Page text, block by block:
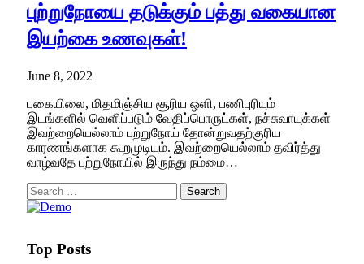
புற்றுநோயை தடுக்கும் பத்து வகையான
இயற்கை உணவுகள்!
June 8, 2022
புகையிலை, மிதமிஞ்சிய சூரிய ஒளி, பணிபுரியும்
இடங்களில் வெளிப்படும் வேதிப்பொருட்கள், நச்சுவாயுக்கள்
இவற்றையெல்லாம் புற்றுநோய் தோன்றுவதற்குரிய
காரணங்களாக கூறமுடியும். இவற்றையெல்லாம் தவிர்த்து
வாழ்வதே புற்றுநோயில் இருந்து நம்மை…
Search
for:
Top Posts